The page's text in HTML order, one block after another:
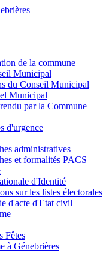
de la commune
Municipal
du Conseil Municipal
Municipal
par la Commune
d'urgence
administratives
et formalités PACS
d'Identité
sur les listes électorales
d'acte d'Etat civil
Fêtes
à Génebrières